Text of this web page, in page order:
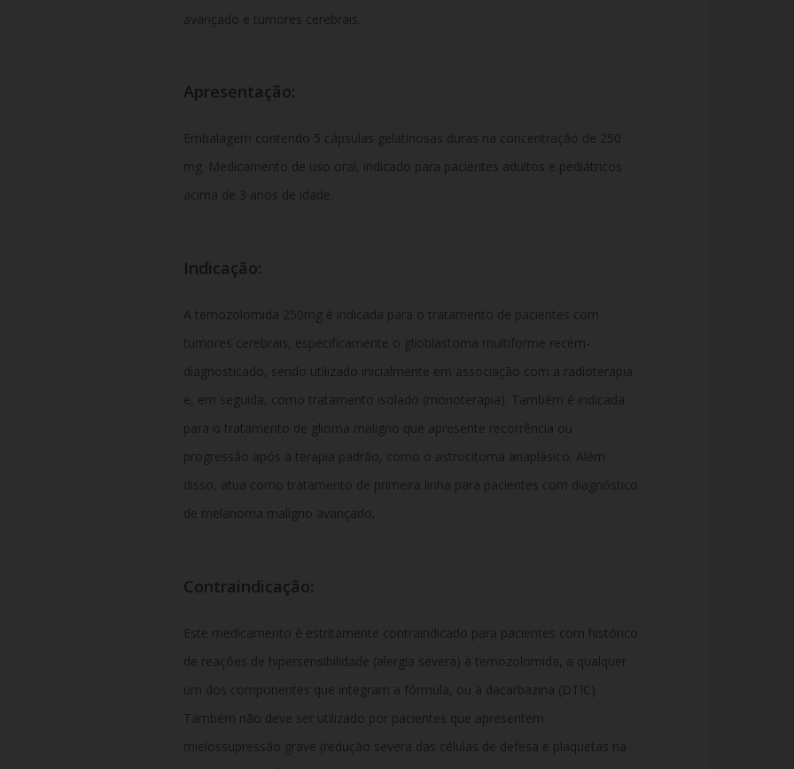
avançado e tumores cerebrais.
Apresentação:
Embalagem contendo 5 cápsulas gelatinosas duras na concentração de 250
mg. Medicamento de uso oral, indicado para pacientes adultos e pediátricos
acima de 3 anos de idade.
Indicação:
A temozolomida 250mg é indicada para o tratamento de pacientes com
tumores cerebrais, especificamente o glioblastoma multiforme recém-
diagnosticado, sendo utilizado inicialmente em associação com a radioterapia
e, em seguida, como tratamento isolado (monoterapia). Também é indicada
para o tratamento de glioma maligno que apresente recorrência ou
progressão após a terapia padrão, como o astrocitoma anaplásico. Além
disso, atua como tratamento de primeira linha para pacientes com diagnóstico
de melanoma maligno avançado.
Contraindicação:
Este medicamento é estritamente contraindicado para pacientes com histórico
de reações de hipersensibilidade (alergia severa) à temozolomida, a qualquer
um dos componentes que integram a fórmula, ou à dacarbazina (DTIC).
Também não deve ser utilizado por pacientes que apresentem
mielossupressão grave (redução severa das células de defesa e plaquetas na